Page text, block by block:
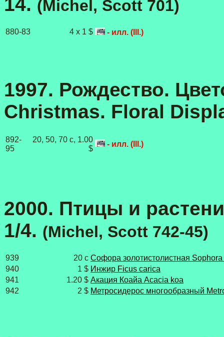
(Michel, Scott 701)
880-83 4 x 1 $ - илл. (Ill.)
1997. Рождество.
Christmas. Floral
892-
95
20, 50, 70 с, 1.00
$
- илл. (Ill.)
2000. Птицы и
1/4. (Michel, Scott 742-45)
939 20 c Софора золотистолистная
940
1 $ Инжир Ficus carica
941
1.20 $ Акация Коайа Acacia koa
942
2 $ Метросидерос многообразный